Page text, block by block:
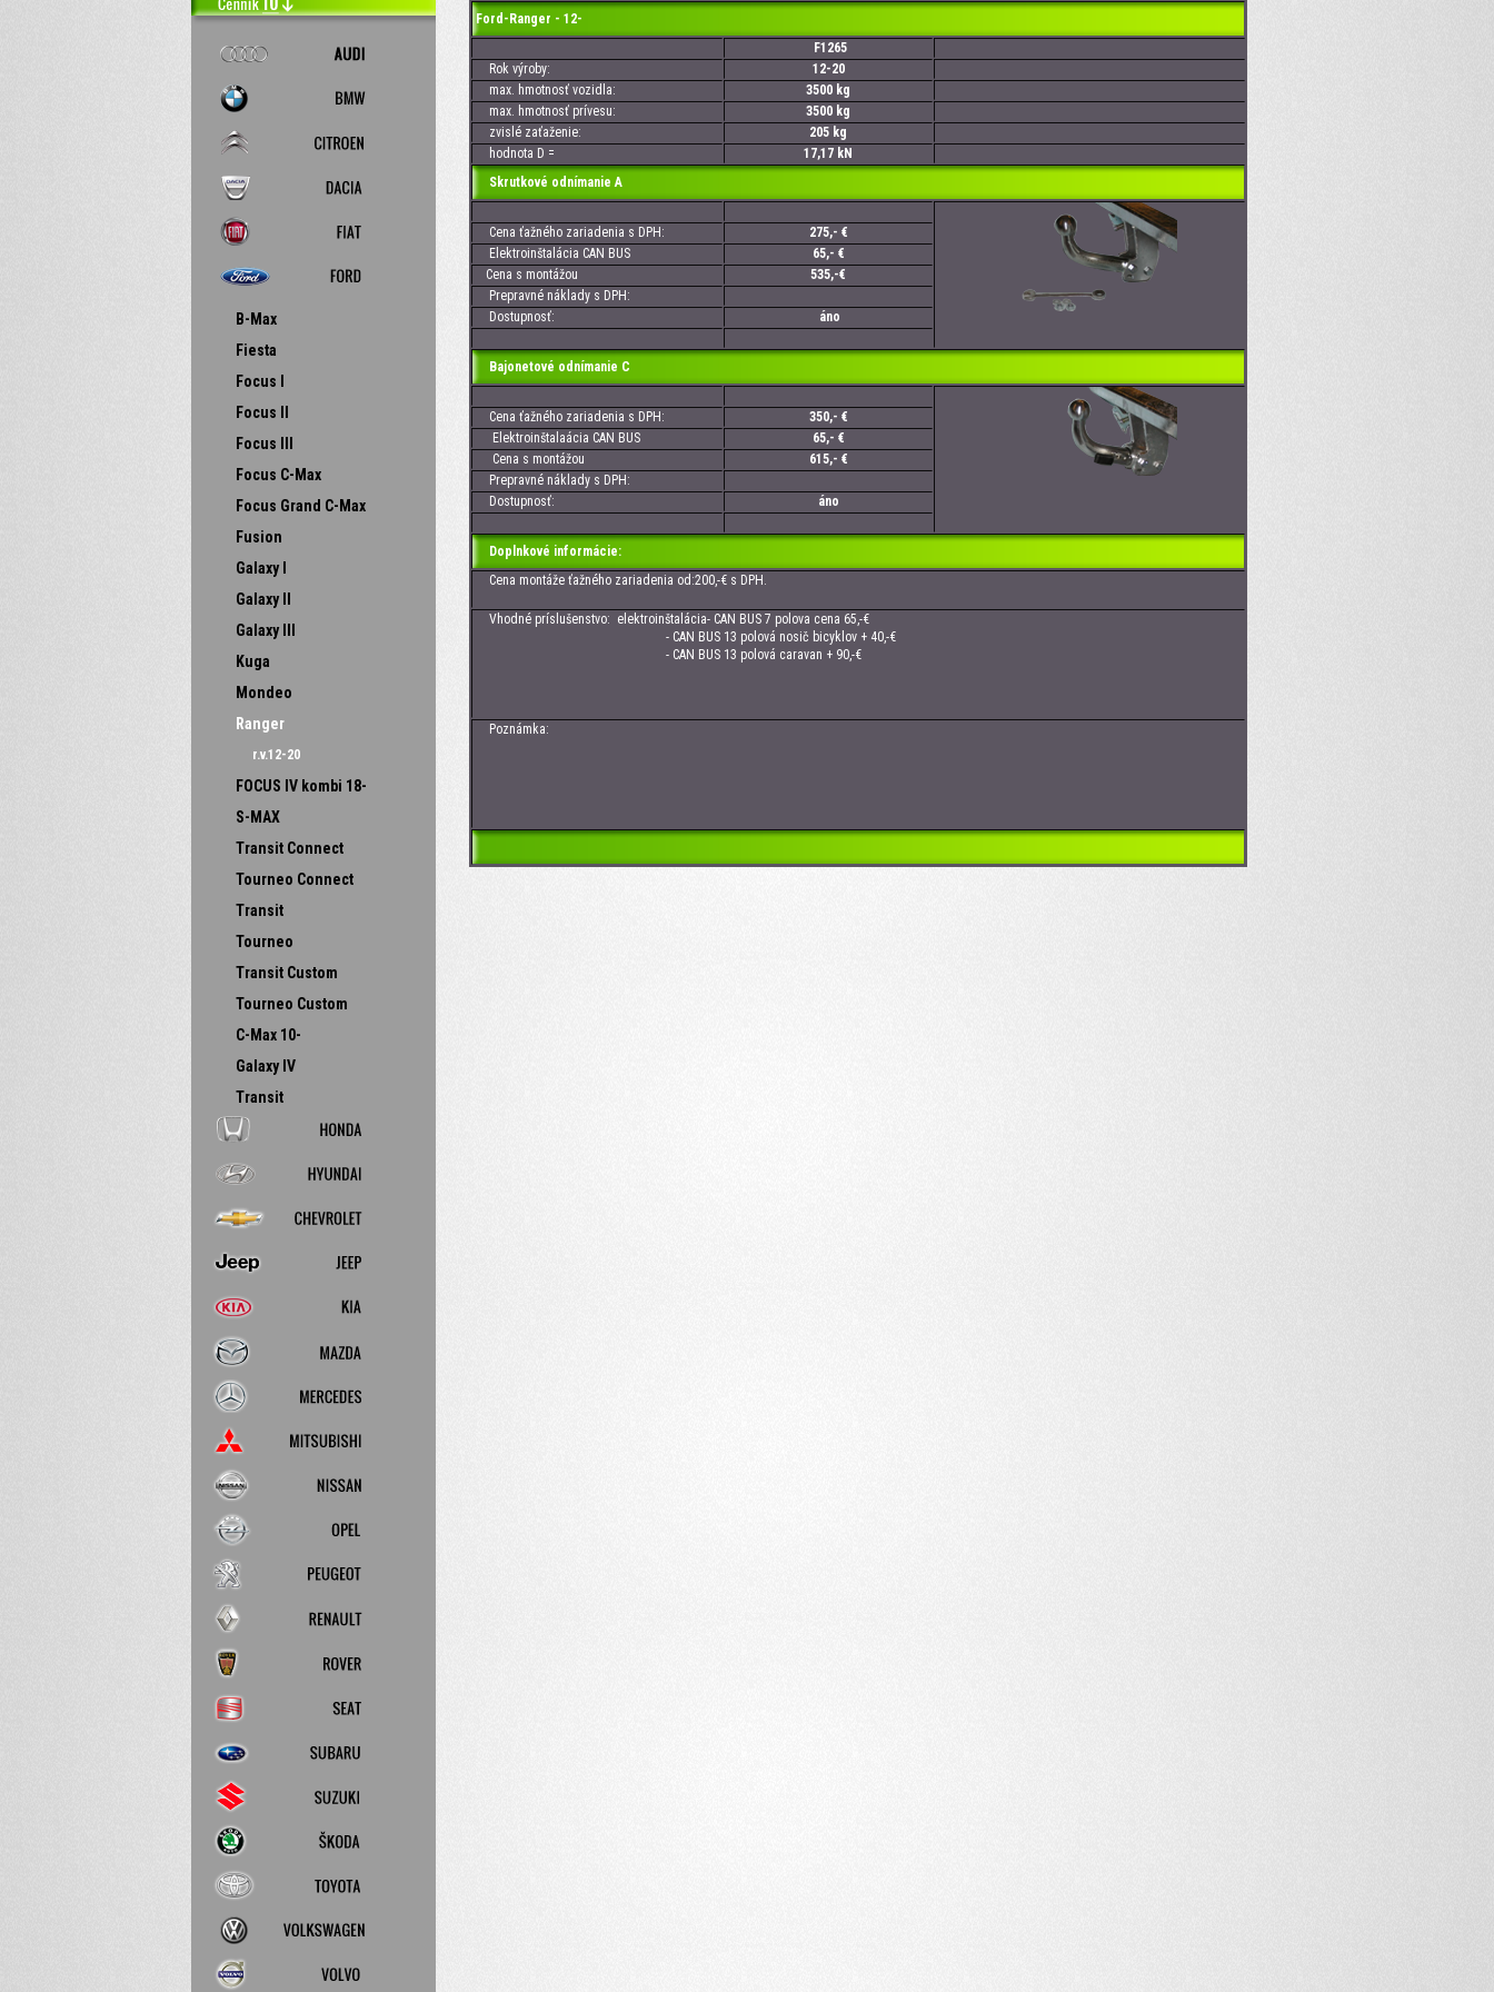
B-Max
Fiesta
Focus I
Focus II
Focus III
Focus C-Max
Focus Grand C-Max
Fusion
Galaxy I
Galaxy II
Galaxy III
Kuga
Mondeo
Ranger
r.v.12-20
FOCUS IV kombi 18-
S-MAX
Transit Connect
Tourneo Connect
Transit
Tourneo
Transit Custom
Tourneo Custom
C-Max 10-
Galaxy IV
Transit
Ford-Ranger - 12-
F1265
Rok výroby:
12-20
max. hmotnosť vozidla:
3500 kg
max. hmotnosť prívesu:
3500 kg
zvislé zaťaženie:
205 kg
hodnota D =
17,17 kN
Skrutkové odnímanie A
Cena ťažného zariadenia s DPH:
275,- €
Elektroinštalácia CAN BUS
65,- €
Cena s montážou
535,-€
Prepravné náklady s DPH:
Dostupnosť:
áno
Bajonetové odnímanie C
Cena ťažného zariadenia s DPH:
350,- €
Elektroinštalaácia CAN BUS
65,- €
Cena s montážou
615,- €
Prepravné náklady s DPH:
Dostupnosť:
áno
Doplnkové informácie:
Cena montáže ťažného zariadenia od:200,-€ s DPH.
Vhodné príslušenstvo: elektroinštalácia- CAN BUS 7 polova cena 65,-€
- CAN BUS 13 polová nosič bicyklov + 40,-€
- CAN BUS 13 polová caravan + 90,-€
Poznámka: